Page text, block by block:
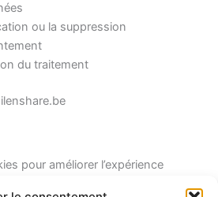
ou la suppression
du traitement
pour améliorer l’expérience